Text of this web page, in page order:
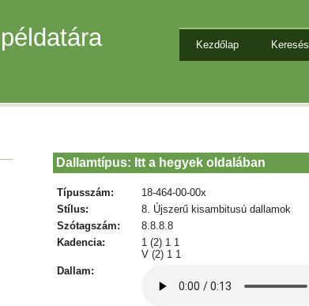
Kezdőlap Keresés
Dallamtípus: Itt a hegyek oldalában
Típusszám:
18-464-00-00x
Stílus:
8. Újszerű kisambitusú dallamok
Szótagszám:
8.8.8.8
Kadencia:
1 (2) 1 1
V (2) 1 1
Dallam: